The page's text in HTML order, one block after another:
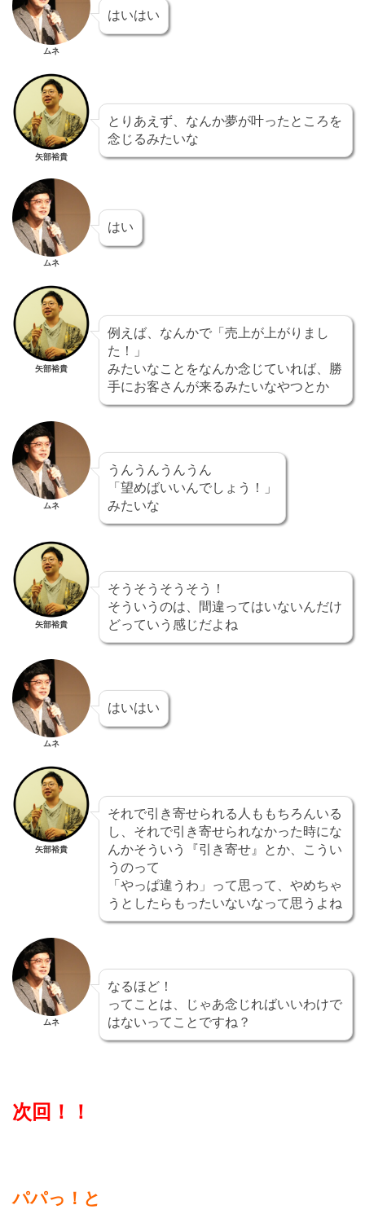
ムネ
はいはい
矢部裕貴
とりあえず、なんか夢が叶ったところを
念じるみたいな
ムネ
はい
矢部裕貴
例えば、なんかで「売上が上がりまし
た！」
みたいなことをなんか念じていれば、勝
手にお客さんが来るみたいなやつとか
ムネ
うんうんうんうん
「望めばいいんでしょう！」
みたいな
矢部裕貴
そうそうそうそう！
そういうのは、間違ってはいないんだけ
どっていう感じだよね
ムネ
はいはい
矢部裕貴
それで引き寄せられる人ももちろんいる
し、それで引き寄せられなかった時にな
んかそういう『引き寄せ』とか、こうい
うのって
「やっぱ違うわ」って思って、やめちゃ
うとしたらもったいないなって思うよね
ムネ
なるほど！
ってことは、じゃあ念じればいいわけで
はないってことですね？
次回！！
パパっ！と